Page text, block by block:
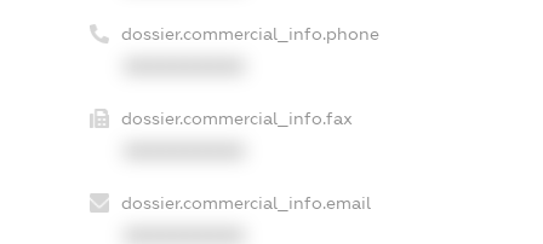
dossier.commercial_info.phone
dossier.commercial_info.fax
dossier.commercial_info.email